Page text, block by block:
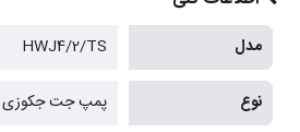
مدل HWJ4/2/TS
نوع پمپ جت جکوزی